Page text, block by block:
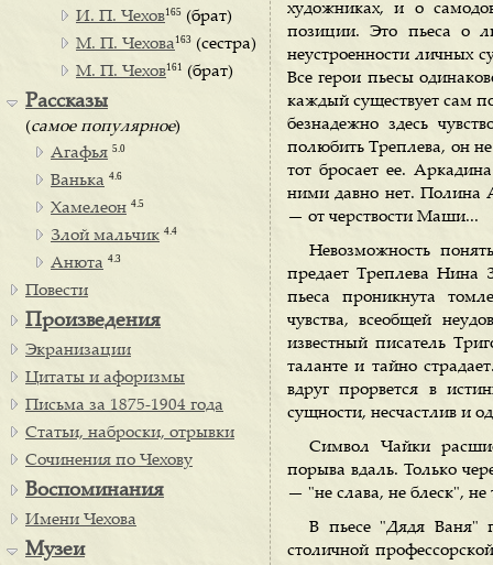
художниках, и о
позиции. Это пьеса о
неустроенности личных
Все герои пьесы
каждый существует сам
безнадежно здесь
полюбить Треплева, он
тот бросает ее.
ними давно нет. Полина
— от черствости Маши...
Невозможность
предает Треплева Нина
пьеса проникнута
чувства, всеобщей
известный писатель
таланте и тайно
вдруг прорвется в
сущности, несчастлив и
Символ Чайки
порыва вдаль. Только
— "не слава, не блеск", не
В пьесе "Дядя Ваня"
столичной
И. П. Чехов165 (брат)
М. П. Чехова 163 (сестра)
М. П. Чехов161 (брат)
Рассказы
(самое популярное)
Агафья 5.0
Ванька 4.6
Хамелеон 4.5
Злой мальчик 4.4
Анюта 4.3
Повести
Произведения
Экранизации
Цитаты и афоризмы
Письма за 1875-1904 года
Статьи, наброски, отрывки
Сочинения по Чехову
Воспоминания
Имени Чехова
Музеи